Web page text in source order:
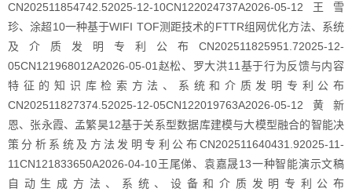
CN202511854742.52025-12-10CN122024737A2026-05-12王雪
珍、涂超10一种基于WIFI TOF测距技术的FTTR组网优化方法、系统
及介质发明专利公布CN202511825951.72025-12-
05CN121968012A2026-05-01赵松、罗大洪11基于行为反馈与内容
特征的知识库检索方法、系统和介质发明专利公布
CN202511827374.52025-12-05CN122019763A2026-05-12黄新
恩、张永霞、孟繁昊12基于关系型数据库建模与大模型融合的智能决
策分析系统及方法发明专利公布CN202511640431.92025-11-
11CN121833650A2026-04-10王尾俤、袁嘉晟13一种智能演示文稿
自动生成方法、系统、设备和介质发明专利公布